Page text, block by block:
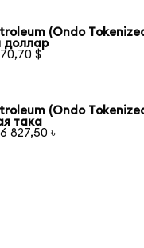
(Ondo
доллар
$
(Ondo
така
827,50 ৳